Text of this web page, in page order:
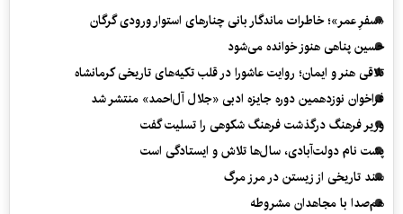
«سفرِ عمر»؛ خاطرات ماندگار بانی چنارهای استوار ورودی گرگان
حسین پناهی هنوز خوانده می‌شود
تلاقی هنر و ایمان؛ روایت عاشورا در قلب تکیه‌های تاریخی کرمانشاه
فراخوان نوزدهمین دوره جایزه ادبی «جلال آل‌احمد» منتشر شد
وزیر فرهنگ درگذشت فرهنگ شکوهی را تسلیت گفت
پشت نام دولت‌آبادی، سال‌ها تلاش و ایستادگی است
سند تاریخی از زیستن در مرز مرگ
هم‌صدا با مجاهدان مشروطه